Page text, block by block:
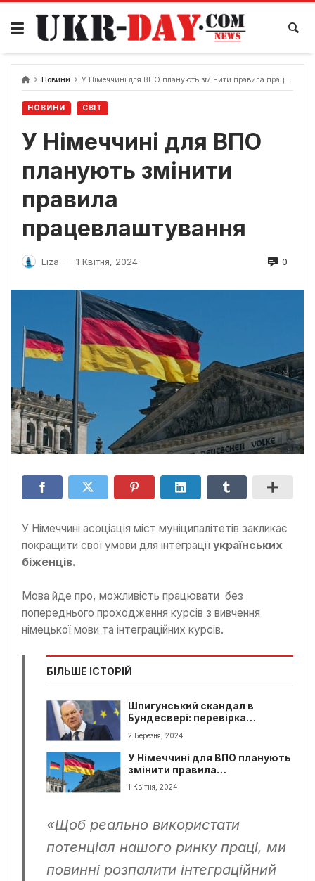
Перейти
вмісту
Новини У Німеччині для ВПО планують змінити правила працевлаштування
НОВИНИ СВІТ
У Німеччині для ВПО
планують змінити
правила
працевлаштування
Liza — 1 Квітня, 2024 0
У Німеччині асоціація міст муніципалітетів закликає
покращити свої умови для інтеграції українських
біженців.
Мова йде про, можливість працювати без
попереднього проходження курсів з вивчення
німецької мови та інтеграційних курсів.
БІЛЬШЕ ІСТОРІЙ
Шпигунський скандал в
Бундесвері: перевірка
можливого російського
шпигунства
2 Березня, 2024
У Німеччині для ВПО планують
змінити правила
працевлаштування
1 Квітня, 2024
«Щоб реально використати
потенціал нашого ринку праці, ми
повинні розпалити інтеграційний